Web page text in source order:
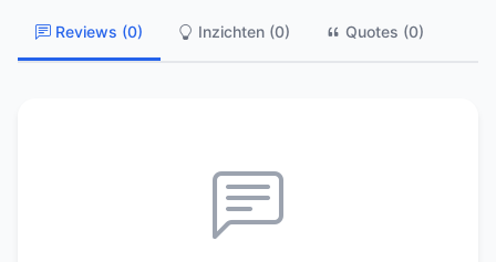
Reviews (0) Inzichten (0) Quotes (0)